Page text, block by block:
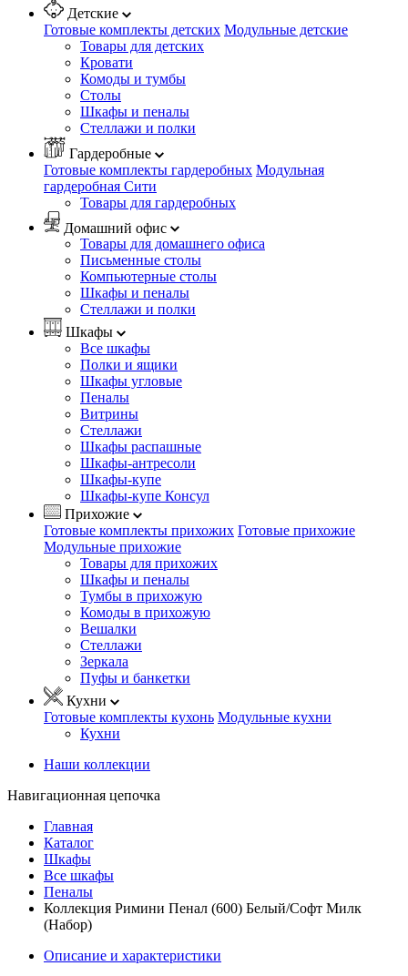
Детские
Готовые комплекты детских Модульные детские
Товары для детских
Кровати
Комоды и тумбы
Столы
Шкафы и пеналы
Стеллажи и полки
Гардеробные
Готовые комплекты гардеробных Модульная
гардеробная Сити
Товары для гардеробных
Домашний офис
Товары для домашнего офиса
Письменные столы
Компьютерные столы
Шкафы и пеналы
Стеллажи и полки
Шкафы
Все шкафы
Полки и ящики
Шкафы угловые
Пеналы
Витрины
Стеллажи
Шкафы распашные
Шкафы-антресоли
Шкафы-купе
Шкафы-купе Консул
Прихожие
Готовые комплекты прихожих Готовые прихожие
Модульные прихожие
Товары для прихожих
Шкафы и пеналы
Тумбы в прихожую
Комоды в прихожую
Вешалки
Стеллажи
Зеркала
Пуфы и банкетки
Кухни
Готовые комплекты кухонь Модульные кухни
Кухни
Наши коллекции
Навигационная цепочка
Главная
Каталог
Шкафы
Все шкафы
Пеналы
Коллекция Римини Пенал (600) Белый/Софт Милк
(Набор)
Описание и характеристики